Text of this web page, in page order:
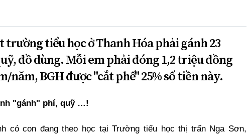
trường tiểu học ở Thanh Hóa phải gánh 23
đồ dùng. Mỗi em phải đóng 1,2 triệu đồng
năm, BGH được "cắt phế" 25% số tiền này.
"gánh" phí, quỹ …!
có con đang theo học tại Trường tiểu học thị trấn Nga Sơn,